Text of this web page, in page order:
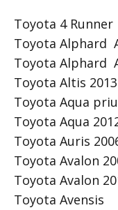
Toyota 4
Toyota Alphard
Toyota Alphard
Toyota Altis
Toyota Aqua
Toyota Aqua
Toyota Auris
Toyota Avalon
Toyota Avalon
Toyota Avensis